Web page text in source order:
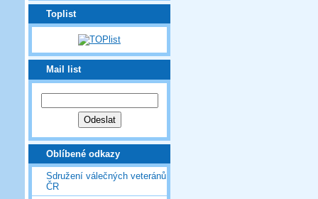
Toplist
Mail list
Oblíbené odkazy
Sdružení válečných veteránů
ČR